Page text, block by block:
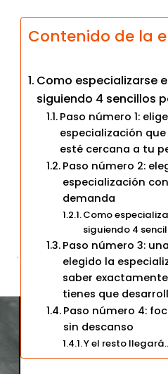
Contenido de la
Como especializarse
siguiendo 4 sencillos
Paso número 1:
especialización
esté cercana a tu
Paso número 2:
especialización
demanda
Como
siguiendo 4
Paso número 3:
elegido la
saber
tienes que
Paso número 4:
sin descanso
Y el resto